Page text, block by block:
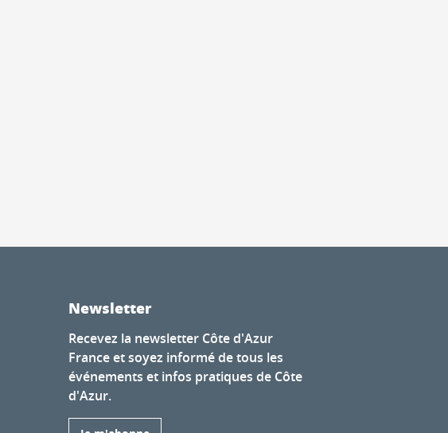
Newsletter
Recevez la newsletter Côte d'Azur
France et soyez informé de tous les
événements et infos pratiques de Côte
d'Azur.